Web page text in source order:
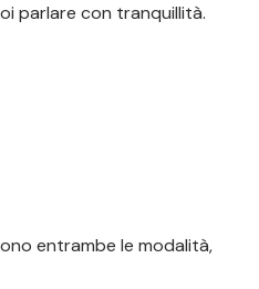
parlare con tranquillità.
entrambe le modalità,